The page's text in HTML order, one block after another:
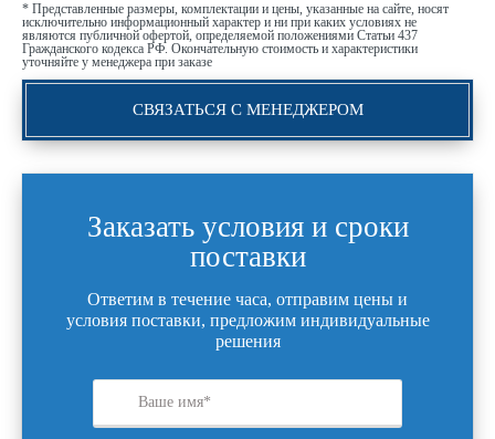
* Представленные размеры, комплектации и цены, указанные на сайте, носят
исключительно информационный характер и ни при каких условиях не
являются публичной офертой, определяемой положениями Статьи 437
Гражданского кодекса РФ. Окончательную стоимость и характеристики
уточняйте у менеджера при заказе
СВЯЗАТЬСЯ С МЕНЕДЖЕРОМ
Заказать условия и сроки
поставки
Ответим в течение часа, отправим цены и
условия поставки, предложим индивидуальные
решения